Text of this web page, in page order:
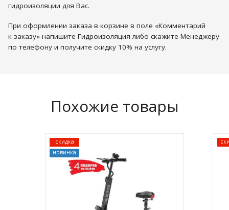
гидроизоляции для Вас.
При оформлении заказа в корзине в поле «Комментарий
к заказу» напишите Гидроизоляция либо скажите Менеджеру
по телефону и получите скидку 10% на услугу.
Похожие товары
скидка
новинка